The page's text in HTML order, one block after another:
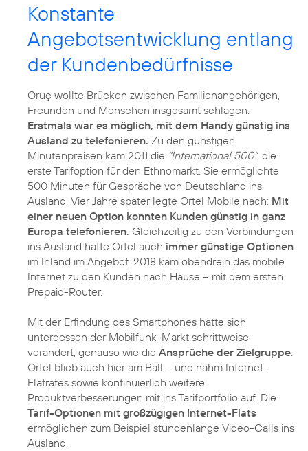
Konstante
Angebotsentwicklung entlang
der Kundenbedürfnisse
Oruç wollte Brücken zwischen Familienangehörigen,
Freunden und Menschen insgesamt schlagen.
Erstmals war es möglich, mit dem Handy günstig ins
Ausland zu telefonieren. Zu den günstigen
Minutenpreisen kam 2011 die "International 500", die
erste Tarifoption für den Ethnomarkt. Sie ermöglichte
500 Minuten für Gespräche von Deutschland ins
Ausland. Vier Jahre später legte Ortel Mobile nach: Mit
einer neuen Option konnten Kunden günstig in ganz
Europa telefonieren. Gleichzeitig zu den Verbindungen
ins Ausland hatte Ortel auch immer günstige Optionen
im Inland im Angebot. 2018 kam obendrein das mobile
Internet zu den Kunden nach Hause – mit dem ersten
Prepaid-Router.
Mit der Erfindung des Smartphones hatte sich
unterdessen der Mobilfunk-Markt schrittweise
verändert, genauso wie die Ansprüche der Zielgruppe.
Ortel blieb auch hier am Ball – und nahm Internet-
Flatrates sowie kontinuierlich weitere
Produktverbesserungen mit ins Tarifportfolio auf. Die
Tarif-Optionen mit großzügigen Internet-Flats
ermöglichen zum Beispiel stundenlange Video-Calls ins
Ausland.